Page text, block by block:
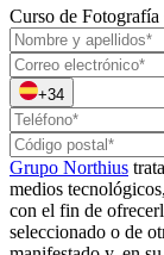
Curso de
+34
Grupo Northius
medios
con el fin de
seleccionado o de